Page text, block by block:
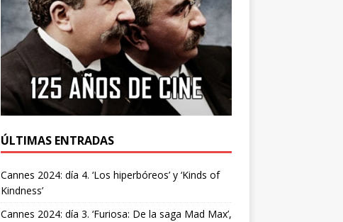
ÚLTIMAS ENTRADAS
Cannes 2024: día 4. ‘Los hiperbóreos’ y ‘Kinds of
Kindness’
Cannes 2024: día 3. ‘Furiosa: De la saga Mad Max’,